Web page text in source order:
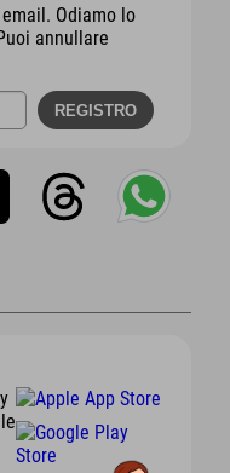
Odiamo lo
annullare